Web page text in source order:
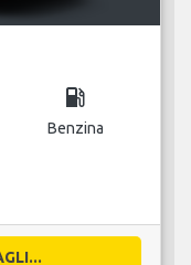
local_gas_station
Benzina